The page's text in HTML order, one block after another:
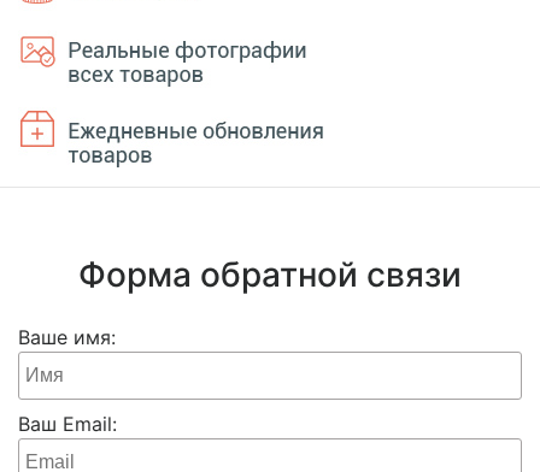
Форма обратной связи
Ваше имя:
Ваш Email: